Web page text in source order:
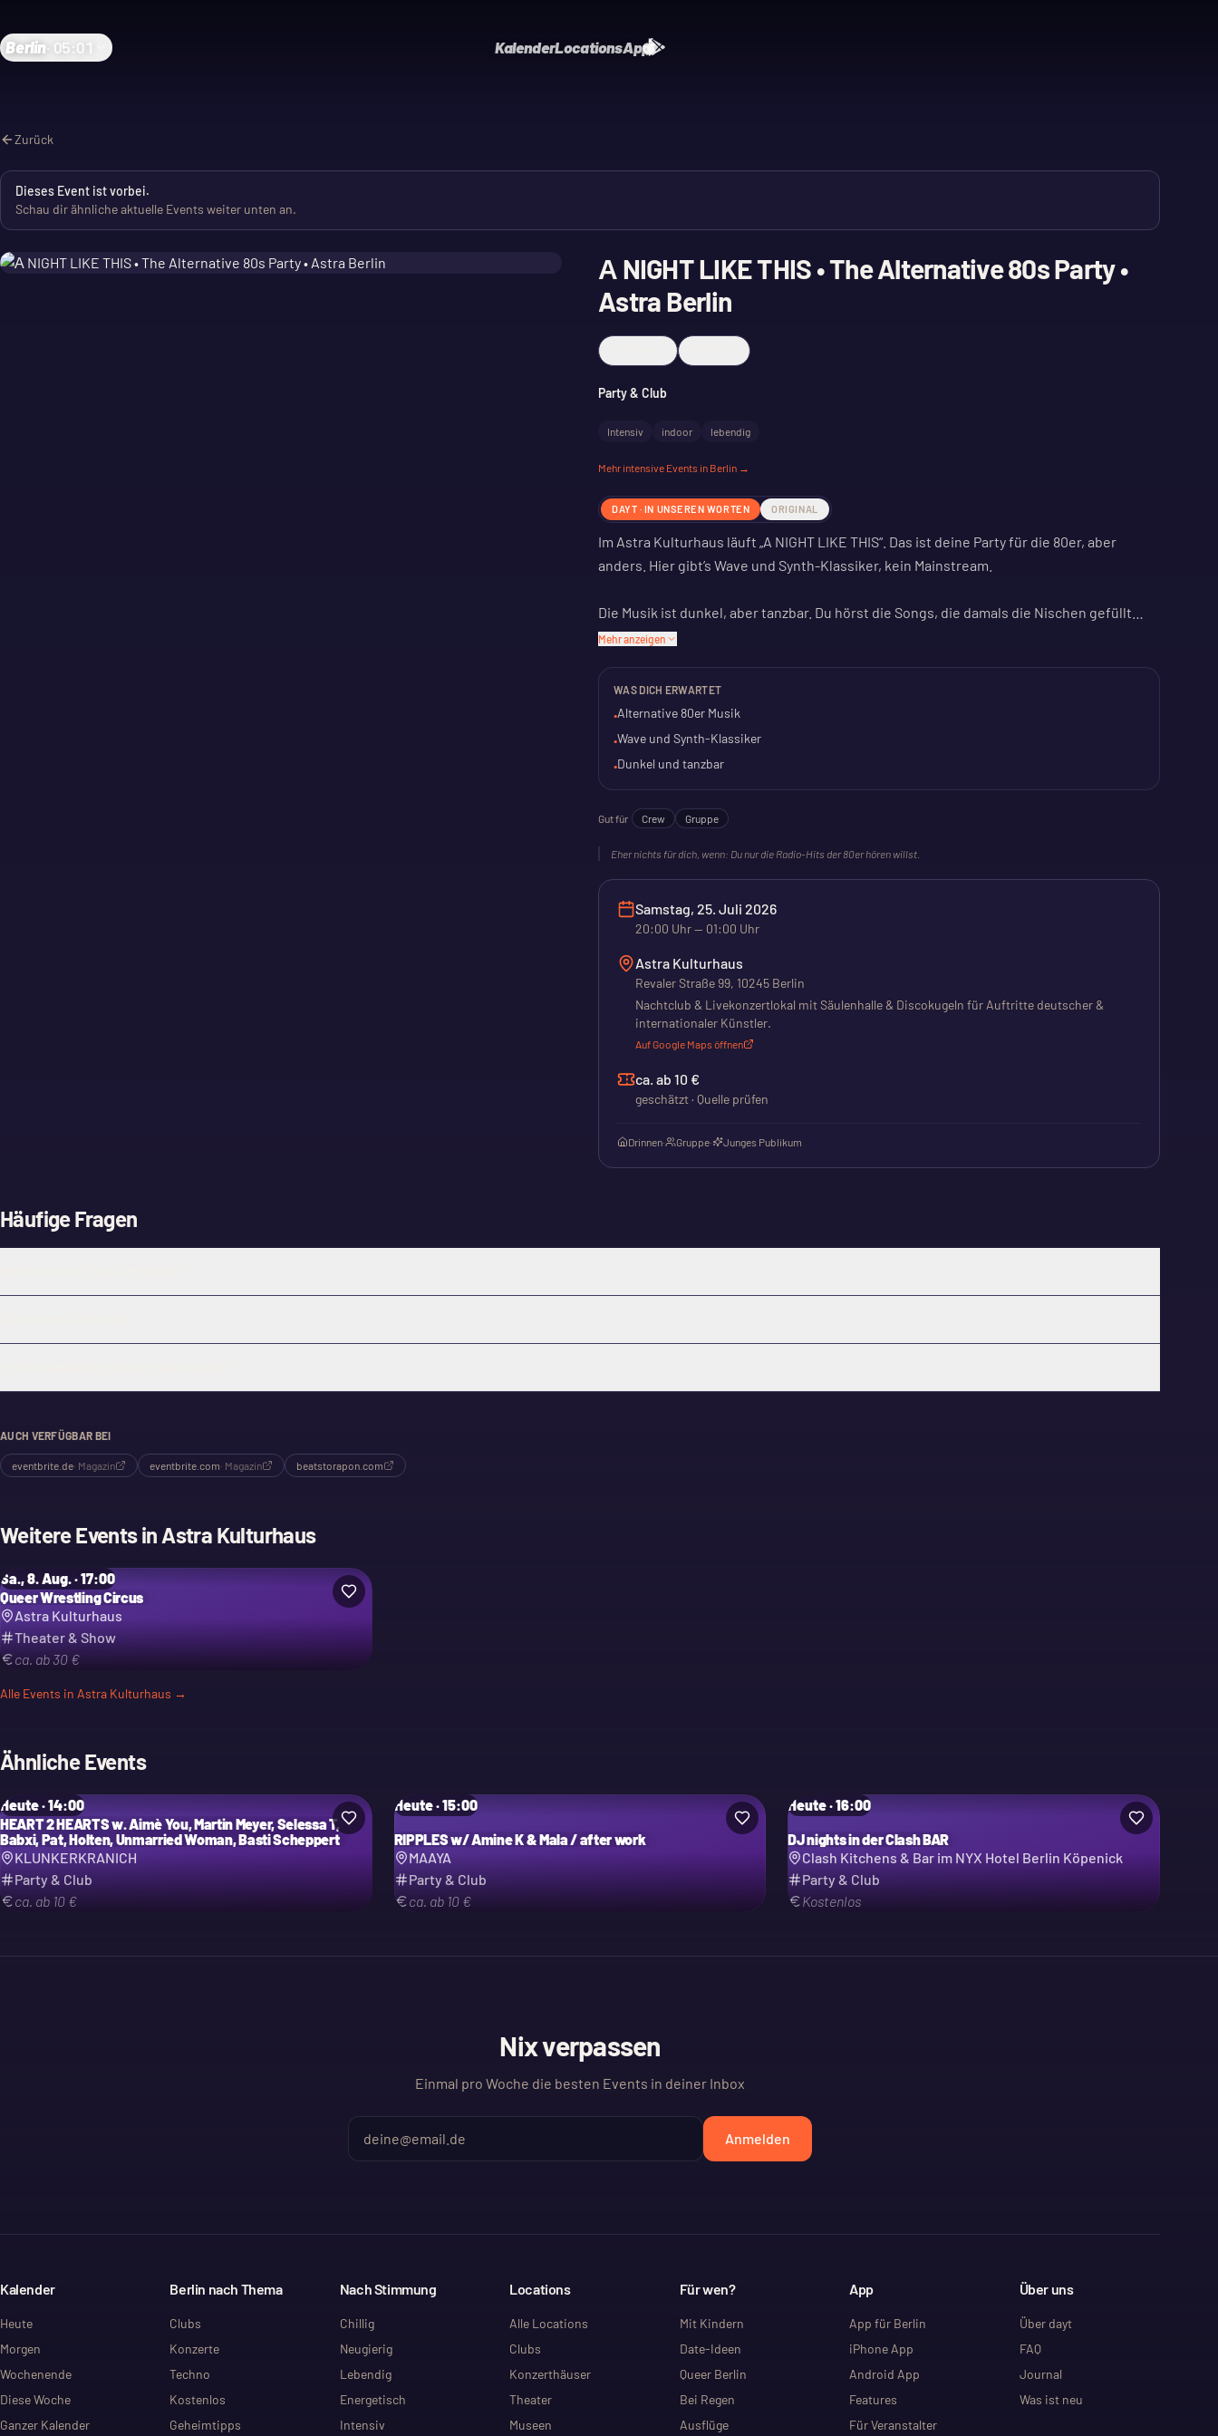
Berlin 05:01 KalenderLocationsApp
Zurück
Dieses Event ist vorbei.
Schau dir ähnliche aktuelle Events weiter unten an.
А NIGHT LIKE THIS • The Alternative 80s Party •
Astra Berlin
Party & Club
Intensiv indoor lebendig
Mehr intensive Events in Berlin →
DAYT · IN UNSEREN WORTEN ORIGINAL
Im Astra Kulturhaus läuft „A NIGHT LIKE THIS“. Das ist deine Party für die 80er, aber
anders. Hier gibt’s Wave und Synth-Klassiker, kein Mainstream.
Die Musik ist dunkel, aber tanzbar. Du hörst die Songs, die damals die Nischen gefüllt
haben. Zeitlos, direkt auf die Tanzfläche.
Für 10 Euro bist du dabei. Das Astra in Kreuzberg liefert den passenden Rahmen. Eine
Nacht für alle, die wissen, was gute 80er-Musik ist.
Mehr anzeigen
WAS DICH ERWARTET
•Alternative 80er Musik
•Wave und Synth-Klassiker
•Dunkel und tanzbar
Gut für Crew Gruppe
Eher nichts für dich, wenn: Du nur die Radio-Hits der 80er hören willst.
Samstag, 25. Juli 2026
20:00 Uhr— 01:00 Uhr
Astra Kulturhaus
Revaler Straße 99, 10245 Berlin
Nachtclub & Livekonzertlokal mit Säulenhalle & Discokugeln für Auftritte deutscher &
internationaler Künstler.
Auf Google Maps öffnen
ca. ab 10 €
geschätzt · Quelle prüfen
Drinnen· Gruppe· Junges Publikum
Häufige Fragen
AUCH VERFÜGBAR BEI
eventbrite.de· Magazin eventbrite.com· Magazin beatstorapon.com
Weitere Events in Astra Kulturhaus
Sa., 8. Aug. · 17:00
Queer Wrestling Circus
Astra Kulturhaus
Theater & Show
ca. ab 30 €
Alle Events in Astra Kulturhaus →
Ähnliche Events
Heute · 14:00
HEART 2 HEARTS w. Aimè You, Martin Meyer, Selessa T,
Babxi, Pat, Holten, Unmarried Woman, Basti Scheppert
KLUNKERKRANICH
Party & Club
ca. ab 10 €
Heute · 15:00
RIPPLES w/ Amine K & Mala / after work
MAAYA
Party & Club
ca. ab 10 €
Heute · 16:00
DJ nights in der Clash BAR
Clash Kitchens & Bar im NYX Hotel Berlin Köpenick
Party & Club
Kostenlos
Nix verpassen
Einmal pro Woche die besten Events in deiner Inbox
Anmelden
Kalender
Heute
Morgen
Wochenende
Diese Woche
Ganzer Kalender
Berlin nach Thema
Clubs
Konzerte
Techno
Kostenlos
Geheimtipps
Nach Stimmung
Chillig
Neugierig
Lebendig
Energetisch
Intensiv
Locations
Alle Locations
Clubs
Konzerthäuser
Theater
Museen
Für wen?
Mit Kindern
Date-Ideen
Queer Berlin
Bei Regen
Ausflüge
App
App für Berlin
iPhone App
Android App
Features
Für Veranstalter
Über uns
Über dayt
FAQ
Journal
Was ist neu